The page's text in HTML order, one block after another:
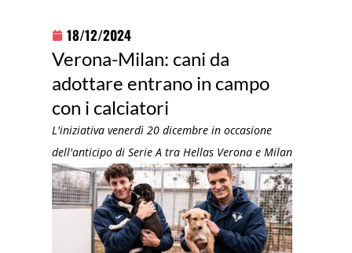
18/12/2024
Verona-Milan: cani da
adottare entrano in campo
con i calciatori
L'iniziativa venerdì 20 dicembre in occasione
dell'anticipo di Serie A tra Hellas Verona e Milan